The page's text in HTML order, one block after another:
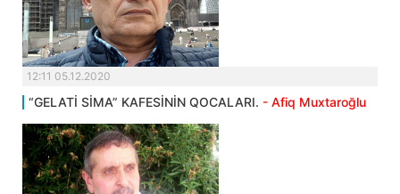
12:11 05.12.2020
“GELATİ SİMA” KAFESİNİN QOCALARI. - Afiq Muxtaroğlu